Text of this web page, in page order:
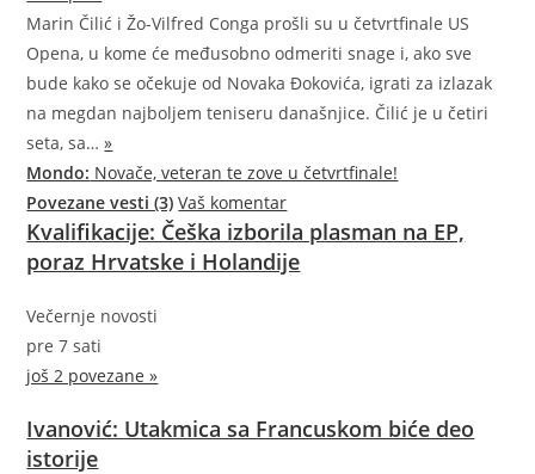
Marin Čilić i Žo-Vilfred Conga prošli su u četvrtfinale US
Opena, u kome će međusobno odmeriti snage i, ako sve
bude kako se očekuje od Novaka Đokovića, igrati za izlazak
na megdan najboljem teniseru današnjice. Čilić je u četiri
seta,sa…»
Mondo: Novače, veteran te zove u četvrtfinale!
Povezane vesti (3) Vaš komentar
Kvalifikacije: Češka izborila plasman na EP,
poraz Hrvatske i Holandije
Večernje novosti
pre 7 sati
još 2 povezane »
Ivanović: Utakmica sa Francuskom biće deo
istorije